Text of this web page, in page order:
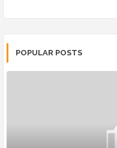
POPULAR POSTS